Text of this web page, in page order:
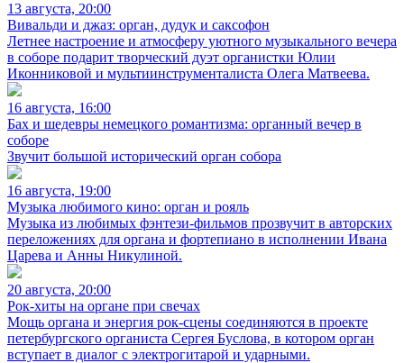
13 августа, 20:00
Вивальди и джаз: орган, дудук и саксофон
Летнее настроение и атмосферу уютного музыкального вечера
в соборе подарит творческий дуэт органистки Юлии
Иконниковой и мультиинструменталиста Олега Матвеева.
16 августа, 16:00
Бах и шедевры немецкого романтизма: органный вечер в
соборе
Звучит большой исторический орган собора
16 августа, 19:00
Музыка любимого кино: орган и рояль
Музыка из любимых фэнтези-фильмов прозвучит в авторских
переложениях для органа и фортепиано в исполнении Ивана
Царева и Анны Никулиной.
20 августа, 20:00
Рок-хиты на органе при свечах
Мощь органа и энергия рок-сцены соединяются в проекте
петербургского органиста Сергея Буслова, в котором орган
вступает в диалог с электрогитарой и ударными.